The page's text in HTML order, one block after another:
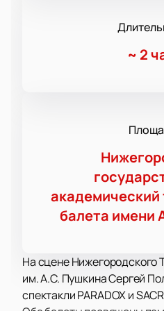
~ 2
академический
балета имени
На сцене Нижегородского
им. А.С. Пушкина Сергей
спектакли PARADOX и